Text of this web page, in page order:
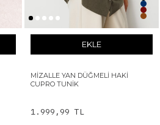
EKLE
MIZALLE YAN DÜĞMELI HAKI
CUPRO TUNIK
1.999,99 TL